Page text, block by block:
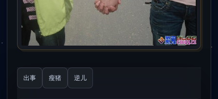
出事 瘦猪 逆儿